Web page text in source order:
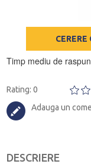
CERERE
Timp mediu de
Rating: 0
Adauga un
DESCRIERE